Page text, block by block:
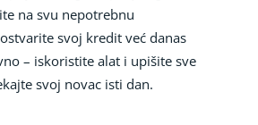
na svu nepotrebnu
svoj kredit već danas
– iskoristite alat i upišite sve
svoj novac isti dan.